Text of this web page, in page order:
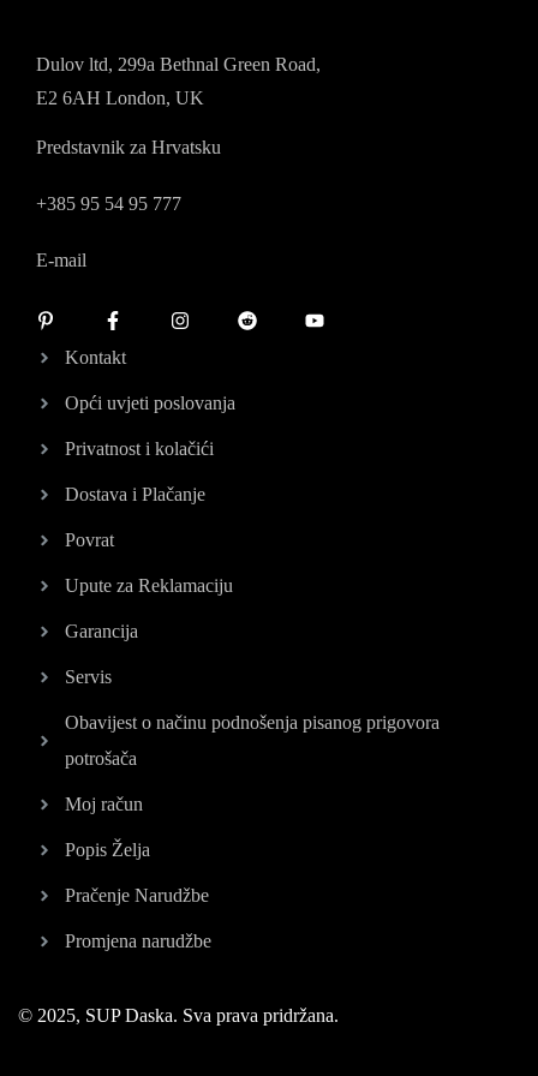
Dulov ltd, 299a Bethnal Green Road,
E2 6AH London, UK
Predstavnik za Hrvatsku
+385 95 54 95 777
E-mail
Kontakt
Opći uvjeti poslovanja
Privatnost i kolačići
Dostava i Plačanje
Povrat
Upute za Reklamaciju
Garancija
Servis
Obavijest o načinu podnošenja pisanog prigovora
potrošača
Moj račun
Popis Želja
Pračenje Narudžbe
Promjena narudžbe
© 2025, SUP Daska. Sva prava pridržana.